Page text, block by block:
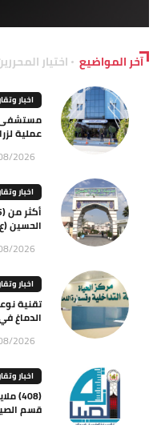
آخر المواضيع اختيار
اخبار
عملية
2026
اخبار
الحسين
2026
اخبار
تقنية
الدماغ
2026
اخبار
قسم